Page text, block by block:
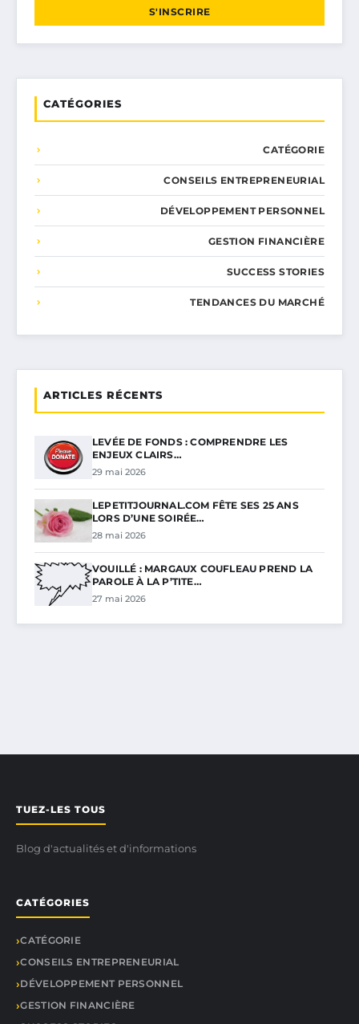
S'INSCRIRE
CATÉGORIES
CATÉGORIE
CONSEILS ENTREPRENEURIAL
DÉVELOPPEMENT PERSONNEL
GESTION FINANCIÈRE
SUCCESS STORIES
TENDANCES DU MARCHÉ
ARTICLES RÉCENTS
LEVÉE DE FONDS : COMPRENDRE LES
ENJEUX CLAIRS…
29 mai 2026
LEPETITJOURNAL.COM FÊTE SES 25 ANS
LORS D’UNE SOIRÉE…
28 mai 2026
VOUILLÉ : MARGAUX COUFLEAU PREND LA
PAROLE À LA P’TITE…
27 mai 2026
TUEZ-LES TOUS
Blog d'actualités et d'informations
CATÉGORIES
CATÉGORIE
CONSEILS ENTREPRENEURIAL
DÉVELOPPEMENT PERSONNEL
GESTION FINANCIÈRE